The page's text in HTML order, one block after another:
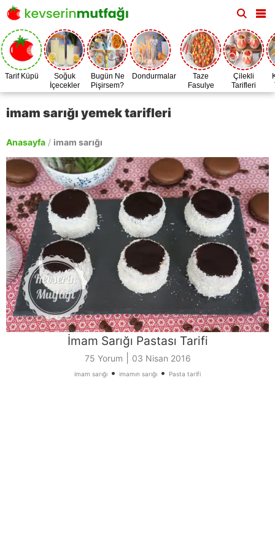
Tarif Küpü
Soğuk
İçecekler
Bugün Ne
Pişirsem?
Dondurmalar
Taze
Fasulye
Zamanı
Çilekli
Tarifleri
imam sarığı yemek tarifleri
Anasayfa / imam sarığı
İmam Sarığı Pastası Tarifi
75 Yorum 03 Nisan 2016
imam sarığı • imamın sarığı • Pasta tarifi